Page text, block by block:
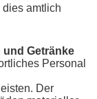
amtlich
und Getränke
Personal
Der